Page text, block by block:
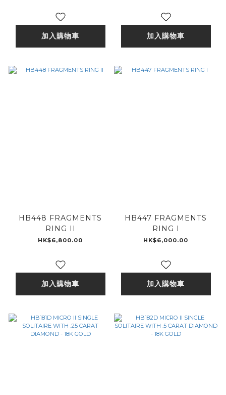
加入購物車 加入購物車
HB448 FRAGMENTS
RING II
HK$6,800.00
加入購物車
HB447 FRAGMENTS
RING I
HK$6,000.00
加入購物車